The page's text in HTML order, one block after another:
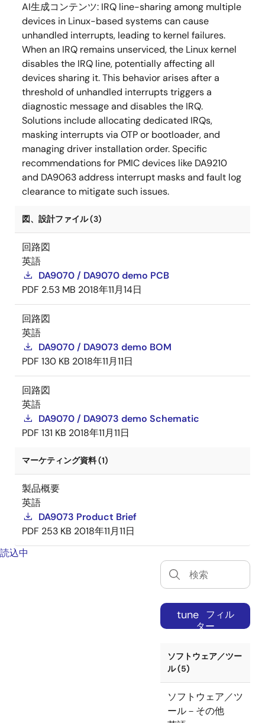
AI生成コンテンツ: IRQ line-sharing among multiple
devices in Linux-based systems can cause
unhandled interrupts, leading to kernel failures.
When an IRQ remains unserviced, the Linux kernel
disables the IRQ line, potentially affecting all
devices sharing it. This behavior arises after a
threshold of unhandled interrupts triggers a
diagnostic message and disables the IRQ.
Solutions include allocating dedicated IRQs,
masking interrupts via OTP or bootloader, and
managing driver installation order. Specific
recommendations for PMIC devices like DA9210
and DA9063 address interrupt masks and fault log
clearance to mitigate such issues.
図、設計ファイル (3)
回路図
英語
DA9070 / DA9070 demo PCB
PDF 2.53 MB 2018年11月14日
回路図
英語
DA9070 / DA9073 demo BOM
PDF 130 KB 2018年11月11日
回路図
英語
DA9070 / DA9073 demo Schematic
PDF 131 KB 2018年11月11日
マーケティング資料 (1)
製品概要
英語
DA9073 Product Brief
PDF 253 KB 2018年11月11日
読込中
tune
フィル
ター
ソフトウェア／ツー
ル (5)
ソフトウェア／ツ
ール－その他